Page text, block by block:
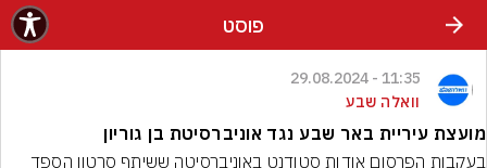
פוסט
11:35 - 29.08.2024
וואלה שבע
מועצת עיריית באר שבע נגד אוניברסיטת בן גוריון